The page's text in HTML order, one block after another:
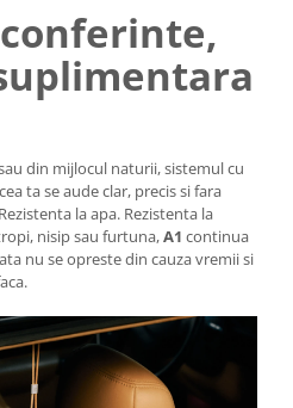
din mijlocul naturii, sistemul cu
ta se aude clar, precis si fara
la apa. Rezistenta la
nisip sau furtuna,A1 continua
nu se opreste din cauza vremii si